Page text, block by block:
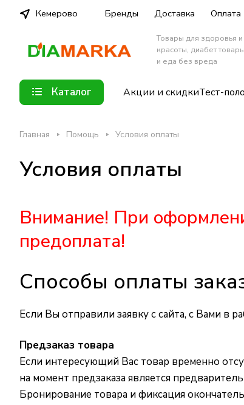
Кемерово Бренды Доставка Оплата
Товары для здоровья и
красоты, диабет товары
и еда без вреда
Каталог Акции и скидкиТест-
Главная Помощь Условия оплаты
Условия оплаты
Внимание! При
предоплата!
Способы оплаты
Если Вы отправили заявку с сайта, с Вами в
Предзаказ товара
Если интересующий Вас товар временно
на момент предзаказа является
Бронирование товара и фиксация